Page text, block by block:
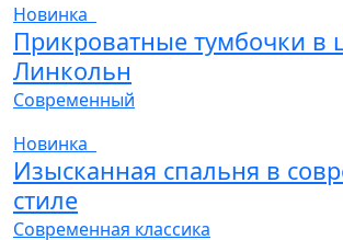
Новинка
Прикроватные тумбочки в
Линкольн
Современный
Новинка
Изысканная спальня в
стиле
Современная классика